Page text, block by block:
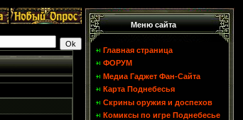
Меню сайта
Главная страница
ФОРУМ
Медиа Гаджет Фан-Сайта
Карта Поднебесья
Скрины оружия и доспехов
Комиксы по игре Поднебесье